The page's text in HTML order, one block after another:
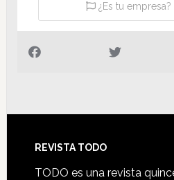
¿Es tu empresa?
Footer
REVISTA TODO
TODO es una revista